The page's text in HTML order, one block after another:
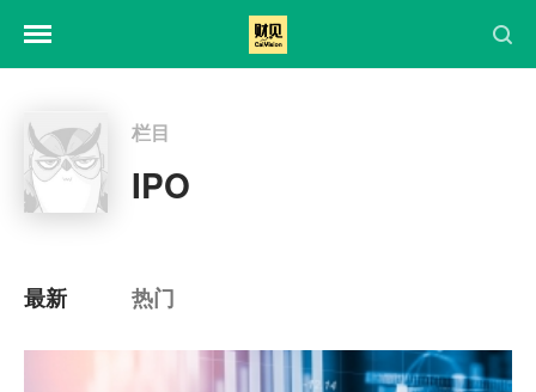
栏目
IPO
最新 热门